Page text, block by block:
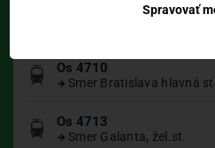
Os 4710
Smer Bratislava hlavná
Os 4713
Smer Galanta, žel.st.
Spravovať